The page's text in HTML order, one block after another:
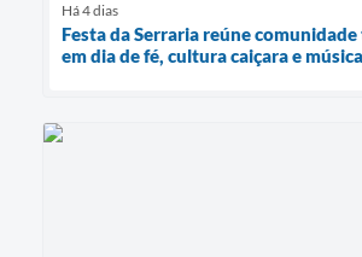
Há 4 dias
Festa da Serraria reúne
em dia de fé, cultura caiçara e